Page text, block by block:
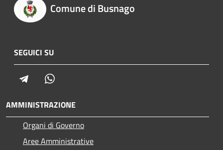
Comune di Busnago
SEGUICI SU
Telegram
AMMINISTRAZIONE
Organi di Governo
Aree Amministrative